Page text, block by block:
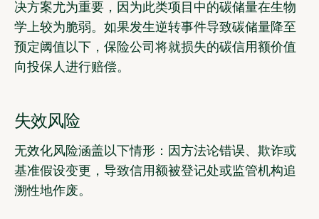
决方案尤为重要，因为此类项目中的碳储量在生物
学上较为脆弱。如果发生逆转事件导致碳储量降至
预定阈值以下，保险公司将就损失的碳信用额价值
向投保人进行赔偿。
失效风险
无效化风险涵盖以下情形：因方法论错误、欺诈或
基准假设变更，导致信用额被登记处或监管机构追
溯性地作废。